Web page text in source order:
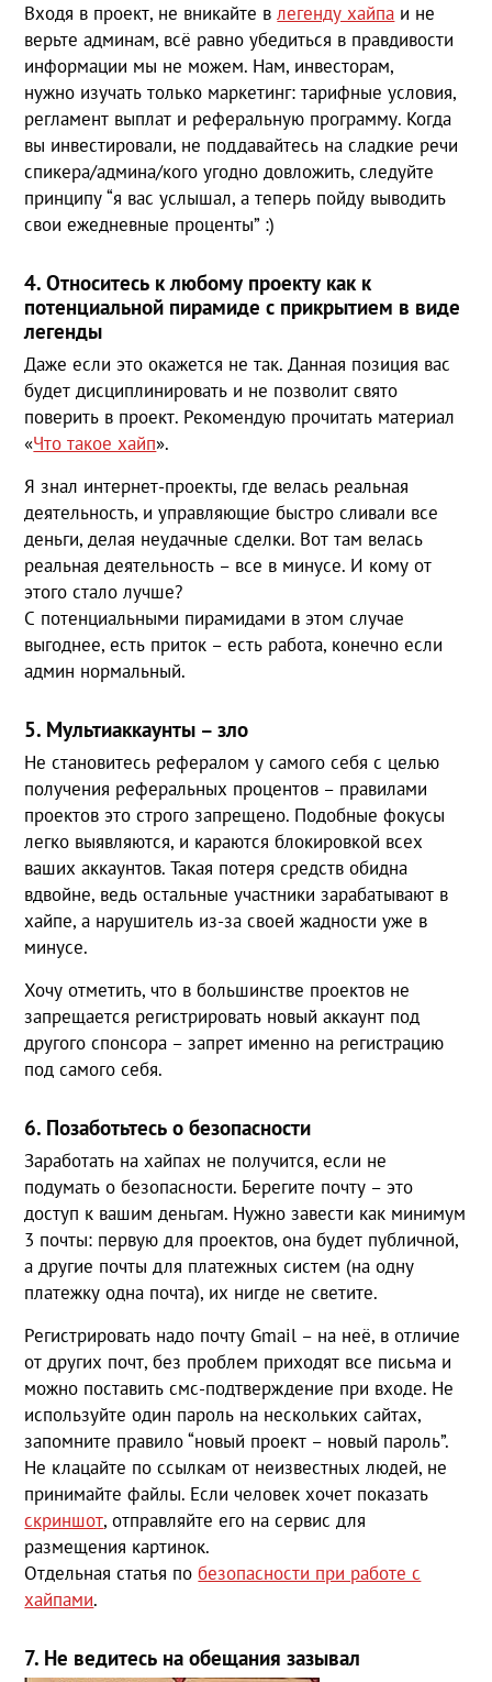
Входя в проект, не вникайте влегенду хайпа и не
верьте админам, всё равно убедиться в правдивости
информации мы не можем. Нам, инвесторам,
нужно изучать только маркетинг: тарифные условия,
регламент выплат и реферальную программу. Когда
вы инвестировали, не поддавайтесь на сладкие речи
спикера/админа/кого угодно довложить, следуйте
принципу “я вас услышал, а теперь пойду выводить
свои ежедневные проценты” :)
4. Относитесь к любому проекту как к
потенциальной пирамиде с прикрытием в виде
легенды
Даже если это окажется не так. Данная позиция вас
будет дисциплинировать и не позволит свято
поверить в проект. Рекомендую прочитать материал
«Что такое хайп».
Я знал интернет-проекты, где велась реальная
деятельность, и управляющие быстро сливали все
деньги, делая неудачные сделки. Вот там велась
реальная деятельность – все в минусе. И кому от
этого стало лучше?
С потенциальными пирамидами в этом случае
выгоднее, есть приток – есть работа, конечно если
админ нормальный.
5. Мультиаккаунты – зло
Не становитесь рефералом у самого себя с целью
получения реферальных процентов – правилами
проектов это строго запрещено. Подобные фокусы
легко выявляются, и караются блокировкой всех
ваших аккаунтов. Такая потеря средств обидна
вдвойне, ведь остальные участники зарабатывают в
хайпе, а нарушитель из-за своей жадности уже в
минусе.
Хочу отметить, что в большинстве проектов не
запрещается регистрировать новый аккаунт под
другого спонсора – запрет именно на регистрацию
под самого себя.
6. Позаботьтесь о безопасности
Заработать на хайпах не получится, если не
подумать о безопасности. Берегите почту – это
доступ к вашим деньгам. Нужно завести как минимум
3 почты: первую для проектов, она будет публичной,
а другие почты для платежных систем (на одну
платежку одна почта), их нигде не светите.
Регистрировать надо почту Gmail – на неё, в отличие
от других почт, без проблем приходят все письма и
можно поставить смс-подтверждение при входе. Не
используйте один пароль на нескольких сайтах,
запомните правило “новый проект – новый пароль”.
Не клацайте по ссылкам от неизвестных людей, не
принимайте файлы. Если человек хочет показать
скриншот, отправляйте его на сервис для
размещения картинок.
Отдельная статья побезопасности при работе с
хайпами.
7. Не ведитесь на обещания зазывал